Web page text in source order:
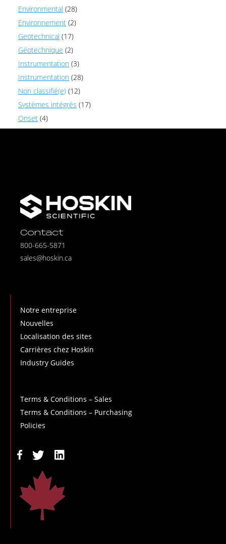
Environmental (28)
Environnement (2)
Geotechnical (17)
Géotechnique (2)
Instrumentation (3)
Instrumentation (28)
Non classifié(e) (12)
Systèmes intégrés (17)
Onset (4)
Contact
800-665-5871
sales@hoskin.ca
Notre entreprise
Nouvelles
Localisation des sites
Carrières chez Hoskin
Industry Guides
Terms & Conditions – Sales
Terms & Conditions – Purchasing
Policies